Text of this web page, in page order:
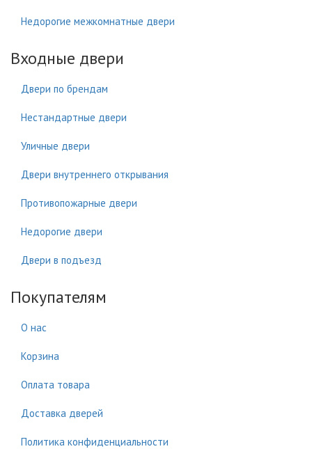
Недорогие межкомнатные двери
Входные двери
Двери по брендам
Нестандартные двери
Уличные двери
Двери внутреннего открывания
Противопожарные двери
Недорогие двери
Двери в подъезд
Покупателям
О нас
Корзина
Оплата товара
Доставка дверей
Политика конфиденциальности